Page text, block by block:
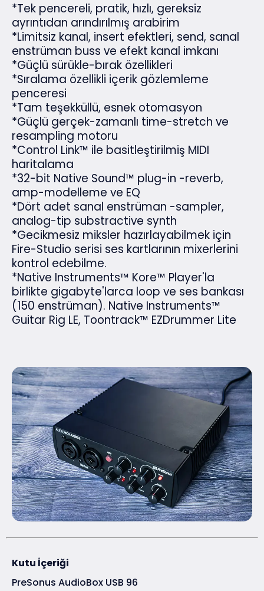
*Tek pencereli, pratik, hızlı, gereksiz
ayrıntıdan arındırılmış arabirim
*Limitsiz kanal, insert efektleri, send, sanal
enstrüman buss ve efekt kanal imkanı
*Güçlü sürükle-bırak özellikleri
*Sıralama özellikli içerik gözlemleme
penceresi
*Tam teşekküllü, esnek otomasyon
*Güçlü gerçek-zamanlı time-stretch ve
resampling motoru
*Control Link™ ile basitleştirilmiş MIDI
haritalama
*32-bit Native Sound™ plug-in -reverb,
amp-modelleme ve EQ
*Dört adet sanal enstrüman -sampler,
analog-tip substractive synth
*Gecikmesiz miksler hazırlayabilmek için
Fire-Studio serisi ses kartlarının mixerlerini
kontrol edebilme.
*Native Instruments™ Kore™ Player'la
birlikte gigabyte'larca loop ve ses bankası
(150 enstrüman). Native Instruments™
Guitar Rig LE, Toontrack™ EZDrummer Lite
Kutu İçeriği
PreSonus AudioBox USB 96